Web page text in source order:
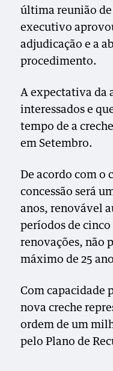
última reunião de
executivo
adjudicação e a
procedimento.
A expectativa da
interessados e
tempo de a
em Setembro.
De acordo com o
concessão será
anos, renovável
períodos de
renovações, não
máximo de 25
Com capacidade
nova creche
ordem de um
pelo Plano de